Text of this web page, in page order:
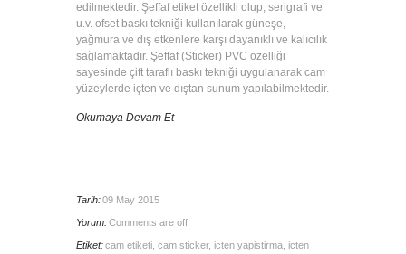
edilmektedir. Şeffaf etiket özellikli olup, serigrafi ve
u.v. ofset baskı tekniği kullanılarak güneşe,
yağmura ve dış etkenlere karşı dayanıklı ve kalıcılık
sağlamaktadır. Şeffaf (Sticker) PVC özelliği
sayesinde çift taraflı baskı tekniği uygulanarak cam
yüzeylerde içten ve dıştan sunum yapılabilmektedir.
Okumaya Devam Et
Tarih:09 May 2015
Yorum:Comments are off
Etiket:cam etiketi cam sticker, icten yapistirma icten